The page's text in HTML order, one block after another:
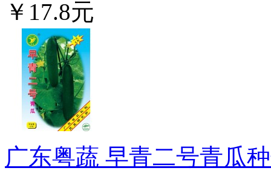
￥17.8元
广东粤蔬 早青二号青瓜